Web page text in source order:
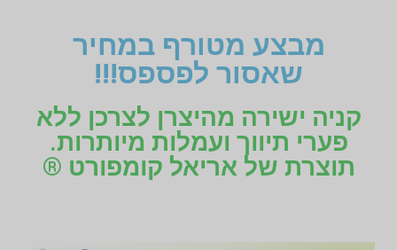
מבצע מטורף במחיר
שאסור לפספס!!!
קניה ישירה מהיצרן לצרכן ללא
פערי תיווך ועמלות מיותרות.
תוצרת של אריאל קומפורט ®